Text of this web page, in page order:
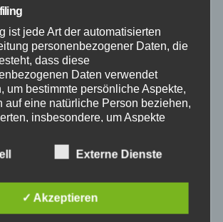
ist jede Art der automatisierten
personenbezogener Daten, die
dass diese
Daten verwendet
um bestimmte persönliche Aspekte,
auf eine natürliche Person beziehen,
insbesondere, um Aspekte
persönlicher Vorlieben,
Zuverlässigkeit, Verhalten,
Externe Dienste
✓ Akzeptieren